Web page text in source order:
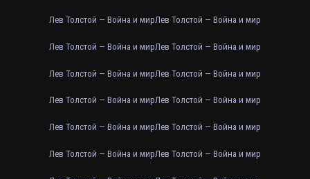
Лев Толстой — Война и мирЛев Толстой — Война и мир
Лев Толстой — Война и мирЛев Толстой — Война и мир
Лев Толстой — Война и мирЛев Толстой — Война и мир
Лев Толстой — Война и мирЛев Толстой — Война и мир
Лев Толстой — Война и мирЛев Толстой — Война и мир
Лев Толстой — Война и мирЛев Толстой — Война и мир